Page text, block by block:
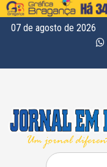
07 de agosto de 2026
Pesquisar